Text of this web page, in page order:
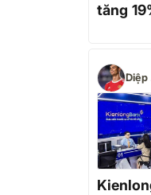
tăng
kỳ,
Diệp